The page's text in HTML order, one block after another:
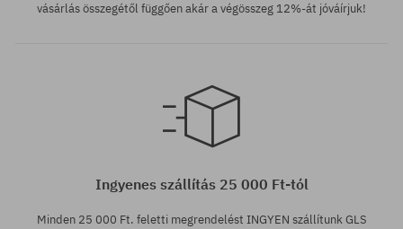
Elérhető méretek:
vásárlás összegétől függően akár a végösszeg 12%-át jóváírjuk!
Ingyenes szállítás 25 000 Ft-tól
Minden 25 000 Ft. feletti megrendelést INGYEN szállítunk GLS